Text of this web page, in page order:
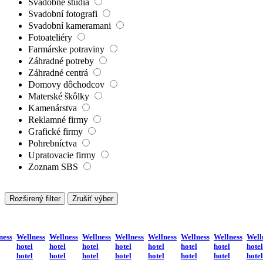
Svadobné štúdiá
Svadobní fotografi
Svadobní kameramani
Fotoateliéry
Farmárske potraviny
Záhradné potreby
Záhradné centrá
Domovy dôchodcov
Materské škôlky
Kamenárstva
Reklamné firmy
Grafické firmy
Pohrebníctva
Upratovacie firmy
Zoznam SBS
Rozširený filter Zrušiť výber
Wellness
hotel
hotel
Wellness
hotel
hotel
Wellness
hotel
hotel
Wellness
hotel
hotel
Wellness
hotel
hotel
Wellness
hotel
hotel
Wellness
hotel
hotel
hotel
hotel